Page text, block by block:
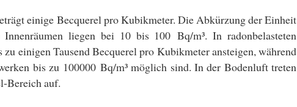
einige Becquerel pro Kubikmeter. Die Abkürzung der Einheit
liegen bei 10 bis 100 Bq/m³. In radonbelasteten
einigen Tausend Becquerel pro Kubikmeter ansteigen, während
bis zu 100000 Bq/m³ möglich sind. In der Bodenluft treten
Bereich auf.